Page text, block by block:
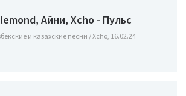
Айни, Xcho - Пульс
и казахские песни / Xcho, 16.02.24